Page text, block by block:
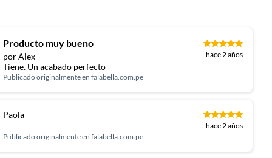
Producto muy bueno
por Alex hace 2 años
Tiene. Un acabado perfecto
Publicado originalmente enfalabella.com.pe
Paola
hace 2 años
Publicado originalmente enfalabella.com.pe